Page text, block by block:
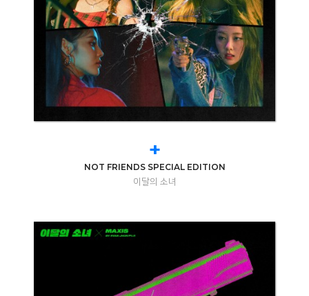
+
NOT FRIENDS SPECIAL EDITION
이달의 소녀